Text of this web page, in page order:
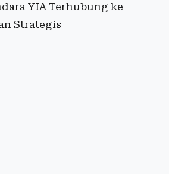
YIA Terhubung ke
Strategis